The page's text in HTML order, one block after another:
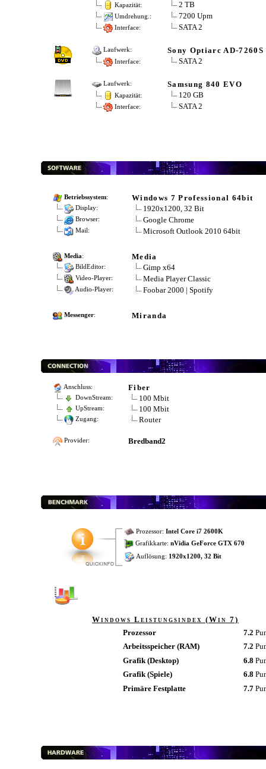
Kapazität: 2 TB
Umdrehung.: 7200 Upm
Interface: SATA 2
Laufwerk: Sony Optiarc AD-7260S
Interface: SATA 2
Laufwerk: Samsung 840 EVO
Kapazität: 120 GB
Interface: SATA 2
Betriebssystem: Windows 7 Professional 64bit
Display: 1920x1200, 32 Bit
Browser: Google Chrome
Mail: Microsoft Outlook 2010 64bit
Media: Media
BildEditor: Gimp x64
Video-Player: Media Player Classic
Audio-Player: Foobar 2000 | Spotify
Messenger: Miranda
Anschluss: Fiber
DownStream: 100 Mbit
UpStream: 100 Mbit
Zugang: Router
Provider: Bredband2
Prozessor: Intel Core i7 2600K
Grafikkarte: nVidia GeForce GTX 670
Auflösung: 1920x1200, 32 Bit
Windows Leistungsindex (Win 7)
Prozessor
7.2
Arbeitsspeicher (RAM)
7.2
Grafik (Desktop)
6.8
Grafik (Spiele)
6.8
Primäre Festplatte
7.7